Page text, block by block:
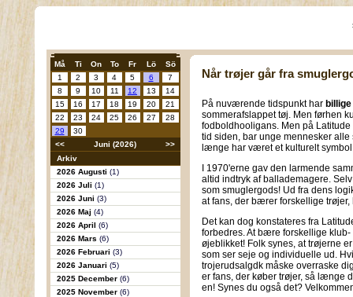
Må Ti On To Fr Lö
Sö
1
2 3 4 5 6
7
8
9 10 11 12 13
14
15
16 17 18 19 20
21
22
23 24 25 26 27
28
29
30
<<
Juni (2026)
>>
Arkiv
2026 Augusti (1)
2026 Juli (1)
2026 Juni (3)
2026 Maj (4)
2026 April (6)
2026 Mars (6)
2026 Februari (3)
2026 Januari (5)
2025 December (6)
2025 November (6)
Når trøjer går fra
På nuværende tidspunkt har
sommerafslappet tøj. Men førhen
fodboldhooligans. Men på
tid siden, bar unge mennesker alle
længe har været et kulturelt
I 1970'erne gav den larmende
altid indtryk af ballademagere.
som smuglergods! Ud fra dens
at fans, der bærer forskellige
Det kan dog konstateres fra
forbedres. At bære forskellige
øjeblikket! Folk synes, at trøjerne
som ser seje og individuelle ud.
trojerudsalgdk måske overraske
er fans, der køber trøjer, så længe
en! Synes du også det?